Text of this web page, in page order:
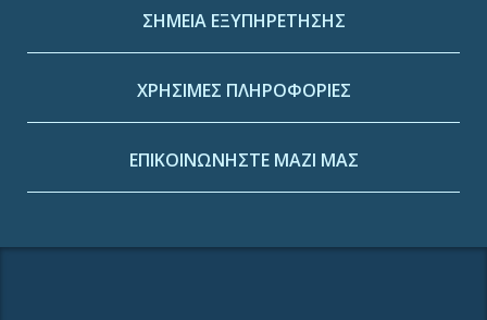
ΣΗΜΕΙΑ ΕΞΥΠΗΡΕΤΗΣΗΣ
ΧΡΗΣΙΜΕΣ ΠΛΗΡΟΦΟΡΙΕΣ
ΕΠΙΚΟΙΝΩΝΗΣΤΕ ΜΑΖΙ ΜΑΣ